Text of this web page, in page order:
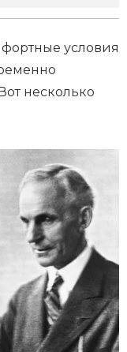
условия
несколько